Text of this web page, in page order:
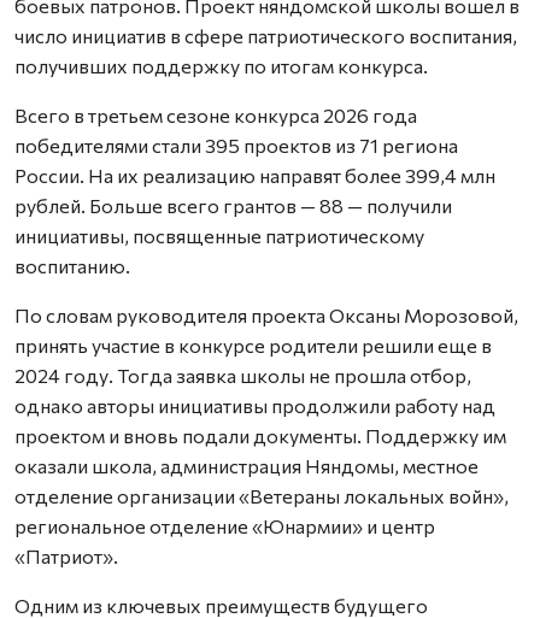
боевых патронов. Проект няндомской школы вошел в
число инициатив в сфере патриотического воспитания,
получивших поддержку по итогам конкурса.
Всего в третьем сезоне конкурса 2026 года
победителями стали 395 проектов из 71 региона
России. На их реализацию направят более 399,4 млн
рублей. Больше всего грантов — 88 — получили
инициативы, посвященные патриотическому
воспитанию.
По словам руководителя проекта Оксаны Морозовой,
принять участие в конкурсе родители решили еще в
2024 году. Тогда заявка школы не прошла отбор,
однако авторы инициативы продолжили работу над
проектом и вновь подали документы. Поддержку им
оказали школа, администрация Няндомы, местное
отделение организации «Ветераны локальных войн»,
региональное отделение «Юнармии» и центр
«Патриот».
Одним из ключевых преимуществ будущего